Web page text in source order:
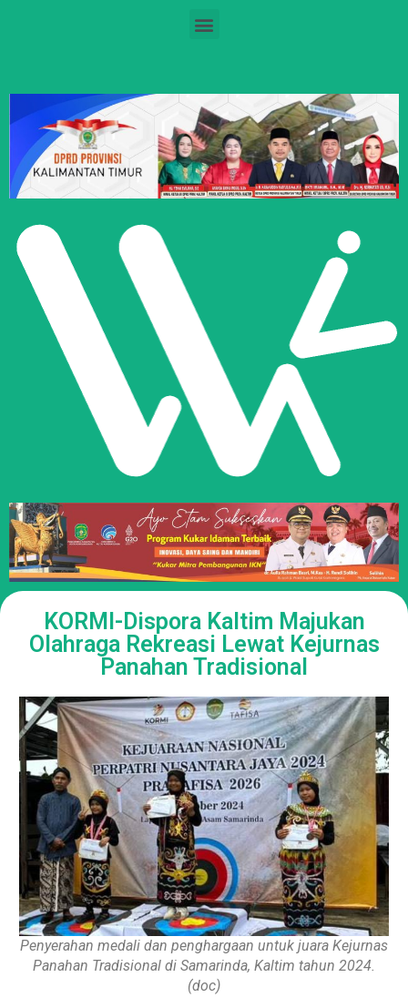
KORMI-Dispora Kaltim Majukan
Olahraga Rekreasi Lewat Kejurnas
Panahan Tradisional
Penyerahan medali dan penghargaan untuk juara Kejurnas
Panahan Tradisional di Samarinda, Kaltim tahun 2024.
(doc)